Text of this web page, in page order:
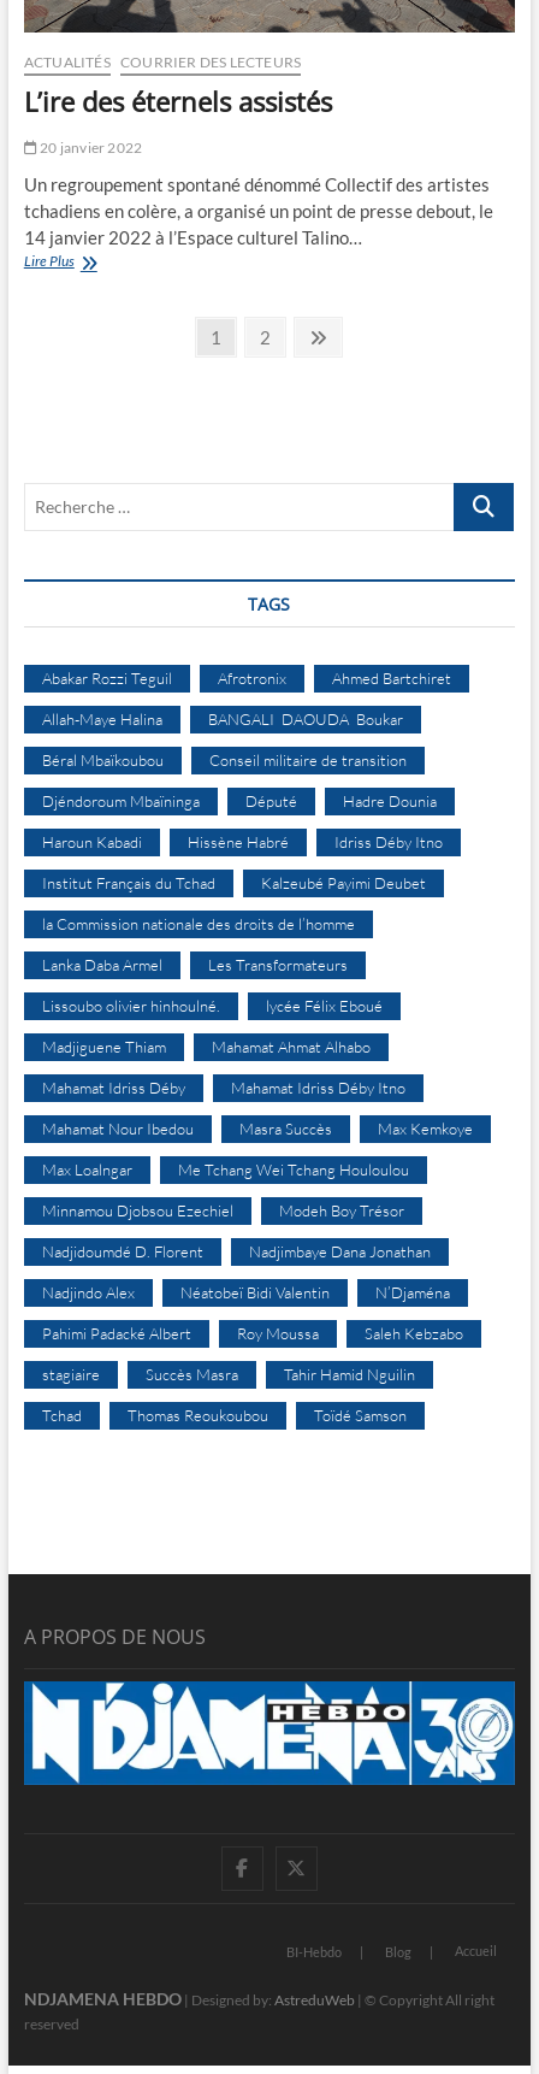
ACTUALITÉS COURRIER DES LECTEURS
L’ire des éternels assistés
20 janvier 2022
Un regroupement spontané dénommé Collectif des artistes
tchadiens en colère, a organisé un point de presse debout, le
14 janvier 2022 à l’Espace culturel Talino…
Lire PlusL’ire
Page
1 Page
2
Recherche
TAGS
Abakar Rozzi Teguil Afrotronix Ahmed Bartchiret
Allah-Maye Halina BANGALI DAOUDA Boukar
Béral Mbaïkoubou Conseil militaire de transition
Djéndoroum Mbaïninga Député Hadre Dounia
Haroun Kabadi Hissène Habré Idriss Déby Itno
Institut Français du Tchad Kalzeubé Payimi Deubet
la Commission nationale des droits de l’homme
Lanka Daba Armel Les Transformateurs
Lissoubo olivier hinhoulné. lycée Félix Eboué
Madjiguene Thiam Mahamat Ahmat Alhabo
Mahamat Idriss Déby Mahamat Idriss Déby Itno
Mahamat Nour Ibedou Masra Succès Max Kemkoye
Max Loalngar Me Tchang Wei Tchang Houloulou
Minnamou Djobsou Ezechiel Modeh Boy Trésor
Nadjidoumdé D. Florent Nadjimbaye Dana Jonathan
Nadjindo Alex Néatobeï Bidi Valentin N’Djaména
Pahimi Padacké Albert Roy Moussa Saleh Kebzabo
stagiaire Succès Masra Tahir Hamid Nguilin
Tchad Thomas Reoukoubou Toïdé Samson
A PROPOS DE NOUS
facebook
BI-Hebdo Blog Accueil
NDJAMENA HEBDO| Designed by: AstreduWeb | © Copyright All right
reserved